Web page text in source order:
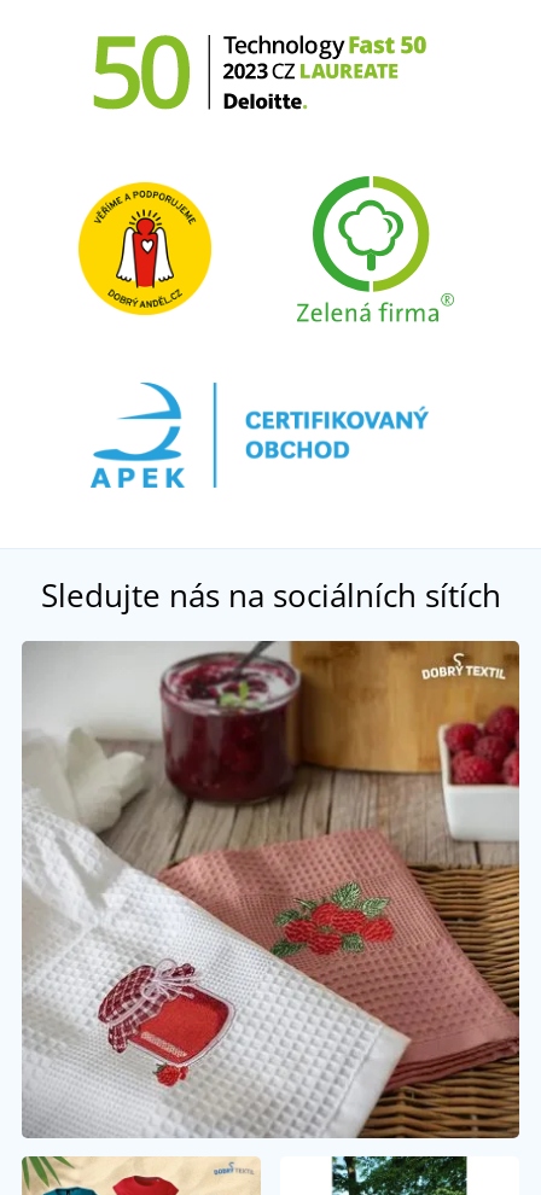
Sledujte nás na sociálních sítích